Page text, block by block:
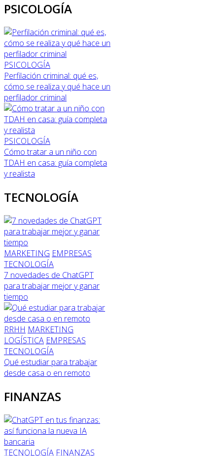
PSICOLOGÍA
PSICOLOGÍA
Perfilación criminal: qué es,
cómo se realiza y qué hace un
perfilador criminal
PSICOLOGÍA
Cómo tratar a un niño con
TDAH en casa: guía completa
y realista
TECNOLOGÍA
MARKETING EMPRESAS
TECNOLOGÍA
7 novedades de ChatGPT
para trabajar mejor y ganar
tiempo
RRHH MARKETING
LOGÍSTICA EMPRESAS
TECNOLOGÍA
Qué estudiar para trabajar
desde casa o en remoto
FINANZAS
TECNOLOGÍA FINANZAS